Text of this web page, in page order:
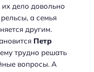
дело довольно
а семья
другим.
Петр
трудно решать
вопросы. А